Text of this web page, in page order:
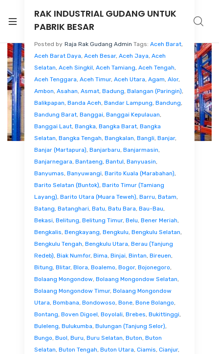
RAK INDUSTRIAL GUDANG UNTUK
PABRIK BESAR
Posted by Raja Rak Gudang Admin Tags: Aceh Barat,
Aceh Barat Daya, Aceh Besar, Aceh Jaya, Aceh
Selatan, Aceh Singkil, Aceh Tamiang, Aceh Tengah,
Aceh Tenggara, Aceh Timur, Aceh Utara, Agam, Alor,
Ambon, Asahan, Asmat, Badung, Balangan (Paringin),
Balikpapan, Banda Aceh, Bandar Lampung, Bandung,
Bandung Barat, Banggai, Banggai Kepulauan,
Banggai Laut, Bangka, Bangka Barat, Bangka
Selatan, Bangka Tengah, Bangkalan, Bangli, Banjar,
Banjar (Martapura), Banjarbaru, Banjarmasin,
Banjarnegara, Bantaeng, Bantul, Banyuasin,
Banyumas, Banyuwangi, Barito Kuala (Marabahan),
Barito Selatan (Buntok), Barito Timur (Tamiang
Layang), Barito Utara (Muara Teweh), Barru, Batam,
Batang, Batanghari, Batu, Batu Bara, Bau-Bau,
Bekasi, Belitung, Belitung Timur, Belu, Bener Meriah,
Bengkalis, Bengkayang, Bengkulu, Bengkulu Selatan,
Bengkulu Tengah, Bengkulu Utara, Berau (Tanjung
Redeb), Biak Numfor, Bima, Binjai, Bintan, Bireuen,
Bitung, Blitar, Blora, Boalemo, Bogor, Bojonegoro,
Bolaang Mongondow, Bolaang Mongondow Selatan,
Bolaang Mongondow Timur, Bolaang Mongondow
Utara, Bombana, Bondowoso, Bone, Bone Bolango,
Bontang, Boven Digoel, Boyolali, Brebes, Bukittinggi,
Buleleng, Bulukumba, Bulungan (Tanjung Selor),
Bungo, Buol, Buru, Buru Selatan, Buton, Buton
Selatan, Buton Tengah, Buton Utara, Ciamis, Cianjur,